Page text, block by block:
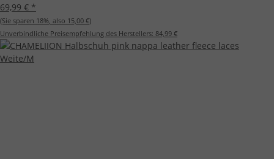
69,99 € *
(Sie sparen 18%, also 15,00 €)
Unverbindliche Preisempfehlung des Herstellers: 84,99 €